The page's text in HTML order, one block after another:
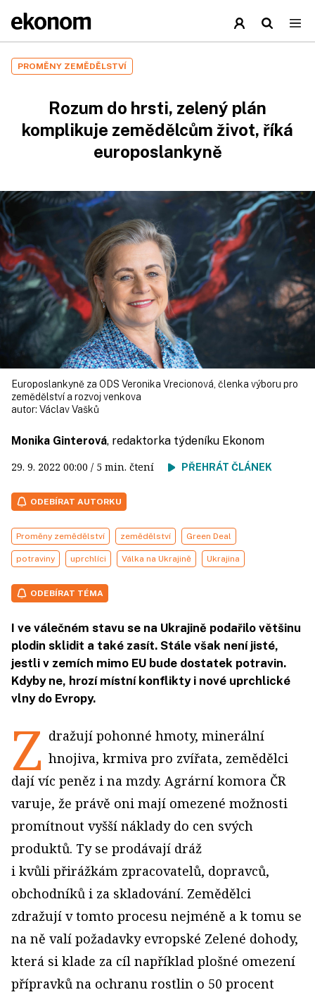
PROMĚNY ZEMĚDĚLSTVÍ
Rozum do hrsti, zelený plán
komplikuje zemědělcům život, říká
europoslankyně
Europoslankyně za ODS Veronika Vrecionová, členka výboru pro
zemědělství a rozvoj venkova
autor: Václav Vašků
Monika Ginterová, redaktorka týdeníku Ekonom
29. 9. 2022 00:00 / 5 min. čtení PŘEHRÁT ČLÁNEK
ODEBÍRAT AUTORKU
Proměny zemědělství zemědělství Green Deal
potraviny uprchlíci Válka na Ukrajině Ukrajina
ODEBÍRAT TÉMA
I ve válečném stavu se na Ukrajině podařilo většinu
plodin sklidit a také zasít. Stále však není jisté,
jestli v zemích mimo EU bude dostatek potravin.
Kdyby ne, hrozí místní konflikty i nové uprchlické
vlny do Evropy.
Z dražují pohonné hmoty, minerální
hnojiva, krmiva pro zvířata, zemědělci
dají víc peněz i na mzdy. Agrární komora ČR
varuje, že právě oni mají omezené možnosti
promítnout vyšší náklady do cen svých
produktů. Ty se prodávají dráž
i kvůli přirážkám zpracovatelů, dopravců,
obchodníků i za skladování. Zemědělci
zdražují v tomto procesu nejméně a k tomu se
na ně valí požadavky evropské Zelené dohody,
která si klade za cíl například plošné omezení
přípravků na ochranu rostlin o 50 procent